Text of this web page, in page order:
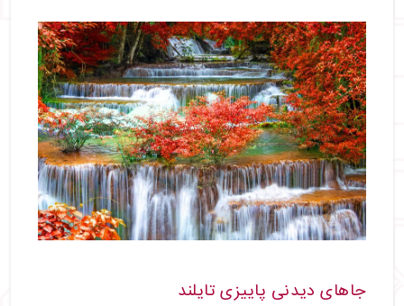
جاهای دیدنی پاییزی تایلند